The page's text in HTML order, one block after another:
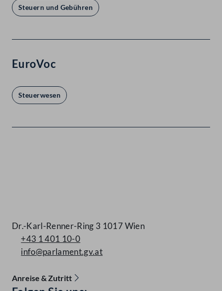
Steuern und Gebühren
EuroVoc
Steuerwesen
Dr.-Karl-Renner-Ring 3 1017 Wien
+43 1 401 10-0
info@parlament.gv.at
Anreise & Zutritt